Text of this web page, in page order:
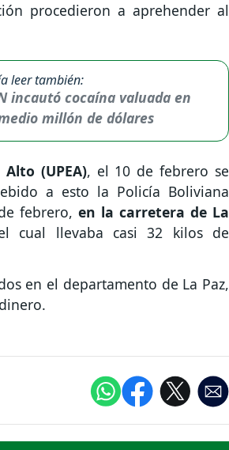
procedieron a aprehender al
leer también:
incautó cocaína valuada en
millón de dólares
(UPEA), el 10 de febrero se
a esto la Policía Boliviana
febrero, en la carretera de La
cual llevaba casi 32 kilos de
en el departamento de La Paz,